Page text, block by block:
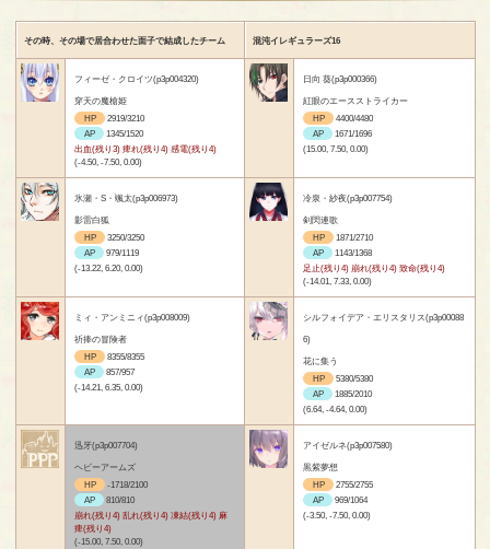
その時、その場で居合わせた面子で結成したチーム 混沌イレギュラーズ16
フィーゼ・クロイツ(p3p004320)
穿天の魔槍姫
HP
2919/3210
AP
1345/1520
出血(残り3) 痺れ(残り4) 感電(残り4)
(-4.50, -7.50, 0.00)
日向 葵(p3p000366)
紅眼のエースストライカー
HP
4400/4480
AP
1671/1696
(15.00, 7.50, 0.00)
氷瀬・S・颯太(p3p006973)
影雷白狐
HP
3250/3250
AP
979/1119
(-13.22, 6.20, 0.00)
冷泉・紗夜(p3p007754)
剣閃連歌
HP
1871/2710
AP
1143/1368
足止(残り4) 崩れ(残り4) 致命(残り4)
(-14.01, 7.33, 0.00)
ミィ・アンミニィ(p3p008009)
祈捧の冒険者
HP
8355/8355
AP
857/957
(-14.21, 6.35, 0.00)
シルフォイデア・エリスタリス(p3p00088
6)
花に集う
HP
5380/5380
AP
1885/2010
(6.64, -4.64, 0.00)
迅牙(p3p007704)
ヘビーアームズ
HP
-1718/2100
AP
810/810
崩れ(残り4) 乱れ(残り4) 凍結(残り4) 麻
痺(残り4)
(-15.00, 7.50, 0.00)
アイゼルネ(p3p007580)
黒紫夢想
HP
2755/2755
AP
969/1064
(-3.50, -7.50, 0.00)